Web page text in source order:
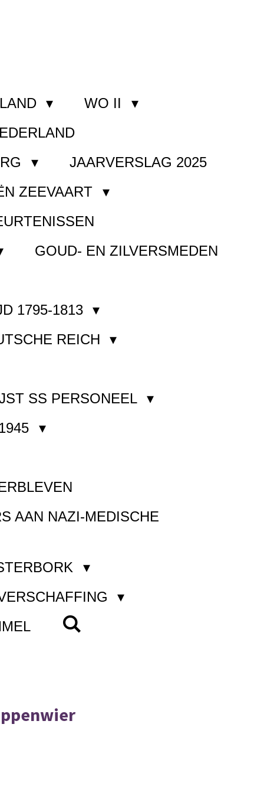
WO II
JAARVERSLAG 2025
ZEEVAART
GOUD- EN ZILVERSMEDEN
1795-1813
REICH
SS PERSONEEL
AAN NAZI-MEDISCHE